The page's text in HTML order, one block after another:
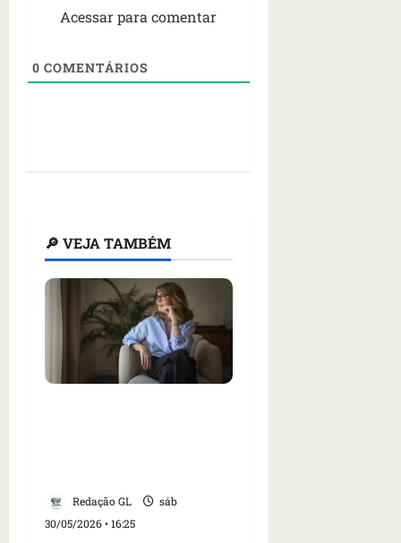
Acessar para comentar
0 COMENTÁRIOS
🔎 VEJA TAMBÉM
Redação GL
sáb
30/05/2026 • 16:25